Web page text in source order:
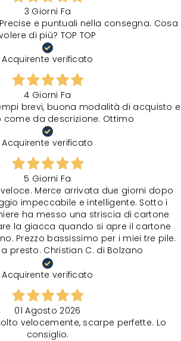
3 Giorni Fa
e puntuali nella consegna. Cosa
di più? TOP TOP
Acquirente verificato
4 Giorni Fa
brevi, buona modalità di acquisto e
da descrizione. Ottimo
Acquirente verificato
5 Giorni Fa
Merce arrivata due giorni dopo
impeccabile e intelligente. Sotto i
ha messo una striscia di cartone
la giacca quando si apre il cartone
Prezzo bassissimo per i miei tre pile.
presto. Christian C. di Bolzano
Acquirente verificato
01 Agosto 2026
velocemente, scarpe perfette. Lo
consiglio.